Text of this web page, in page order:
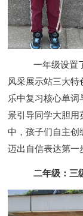
一年级设置
风采展示站三大
乐中复习核心单词
景引导同学大胆用
中，孩子们自主创
迈出自信表达第一
二年级：三